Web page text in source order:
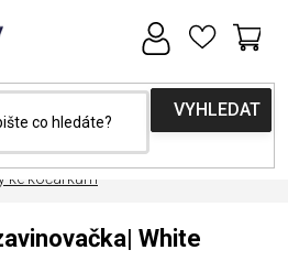
ke kočárkům
White